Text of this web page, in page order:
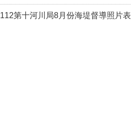
112第十河川局8月份海堤督導照片表